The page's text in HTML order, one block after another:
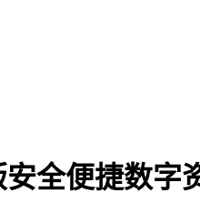
全便捷数字